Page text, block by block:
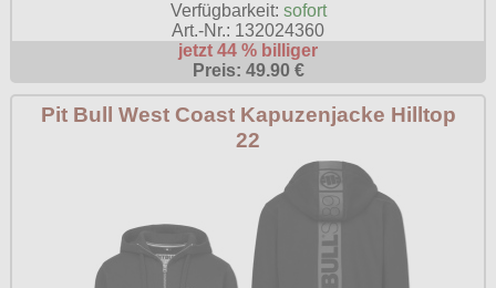
Verfügbarkeit: sofort
Art.-Nr.: 132024360
jetzt 44 % billiger
Preis: 49.90 €
Pit Bull West Coast Kapuzenjacke Hilltop
22